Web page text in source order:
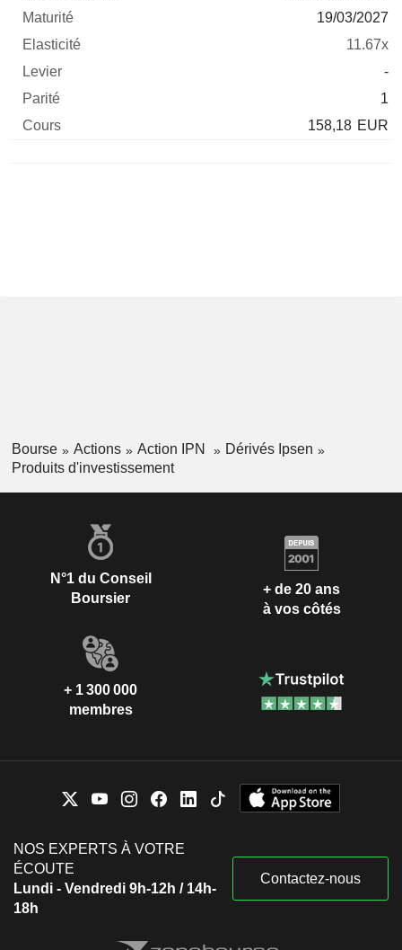
19/03/2027
11.67x
-
1
158,18 EUR
Bourse Actions Action IPN
Dérivés Ipsen
Produits d'investissement
N°1 du Conseil
Boursier
+ de 20 ans
à vos côtés
+ 1 300 000
membres
NOS EXPERTS À VOTRE
ÉCOUTE
Lundi - Vendredi 9h-12h / 14h-
18h
Contactez-nous